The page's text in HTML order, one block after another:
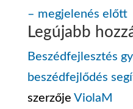
– megjelenés előtt
Legújabb
Beszédfejlesztés
beszédfejlődés
szerzője ViolaM